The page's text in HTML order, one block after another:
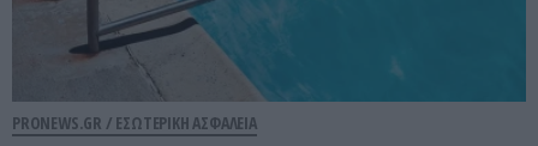
PRONEWS.GR / ΕΣΩΤΕΡΙΚΗ ΑΣΦΑΛΕΙΑ